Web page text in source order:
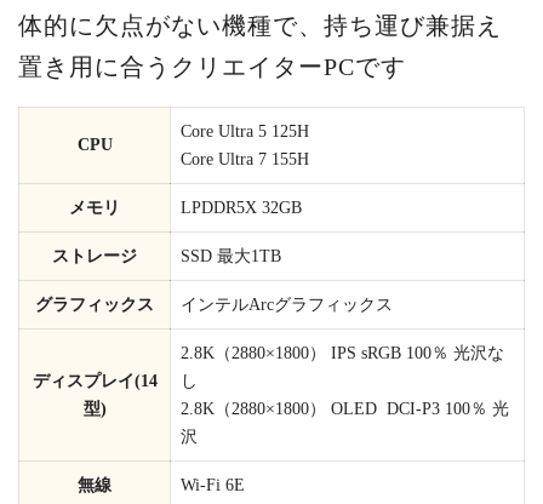
体的に欠点がない機種で、持ち運び兼据え
置き用に合うクリエイターPCです
CPU
Core Ultra 5 125H
Core Ultra 7 155H
メモリ LPDDR5X 32GB
ストレージ SSD 最大1TB
グラフィックス インテルArcグラフィックス
ディスプレイ(14
型)
2.8K（2880×1800） IPS sRGB 100％ 光沢な
し
2.8K（2880×1800） OLED DCI-P3 100％ 光
沢
無線 Wi-Fi 6E